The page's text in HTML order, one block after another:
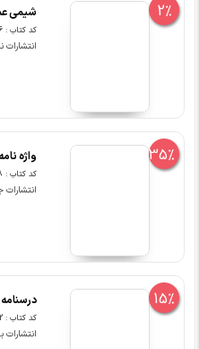
2% شیمی عمومی
کد کتاب : 101056
35% واژه
کد کتاب : 101218
انتشارات
15%
کد کتاب : 101362
انتشارات